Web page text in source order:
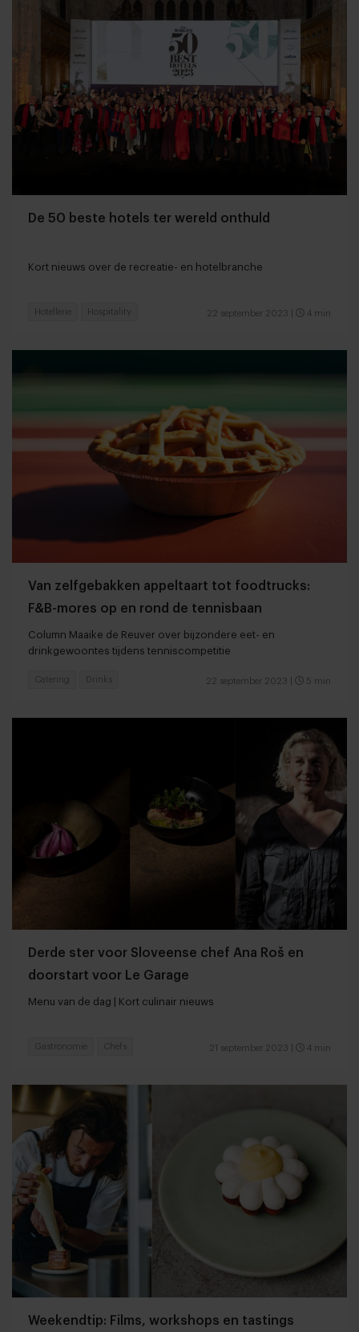
De 50 beste hotels ter wereld onthuld
Kort nieuws over de recreatie- en hotelbranche
22 september 2023 4 min
Hotellerie Hospitality
Van zelfgebakken appeltaart tot foodtrucks:
F&B-mores op en rond de tennisbaan
Column Maaike de Reuver over bijzondere eet- en
drinkgewoontes tijdens tenniscompetitie
22 september 2023 5 min
Catering Drinks
Derde ster voor Sloveense chef Ana Roš en
doorstart voor Le Garage
Menu van de dag | Kort culinair nieuws
21 september 2023 4 min
Gastronomie Chefs
Weekendtip: Films, workshops en tastings